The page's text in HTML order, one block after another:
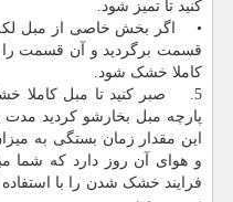
کنید تا تمیز شود.
• اگر بخش خاصی از مبل لکه
قسمت برگردید و آن قسمت را
کاملا خشک شود.
5. صبر کنید تا مبل کاملا
پارچه مبل بخارشو کردید
این مقدار زمان بستگی به
و هوای آن روز دارد که شما
فرایند خشک شدن را با